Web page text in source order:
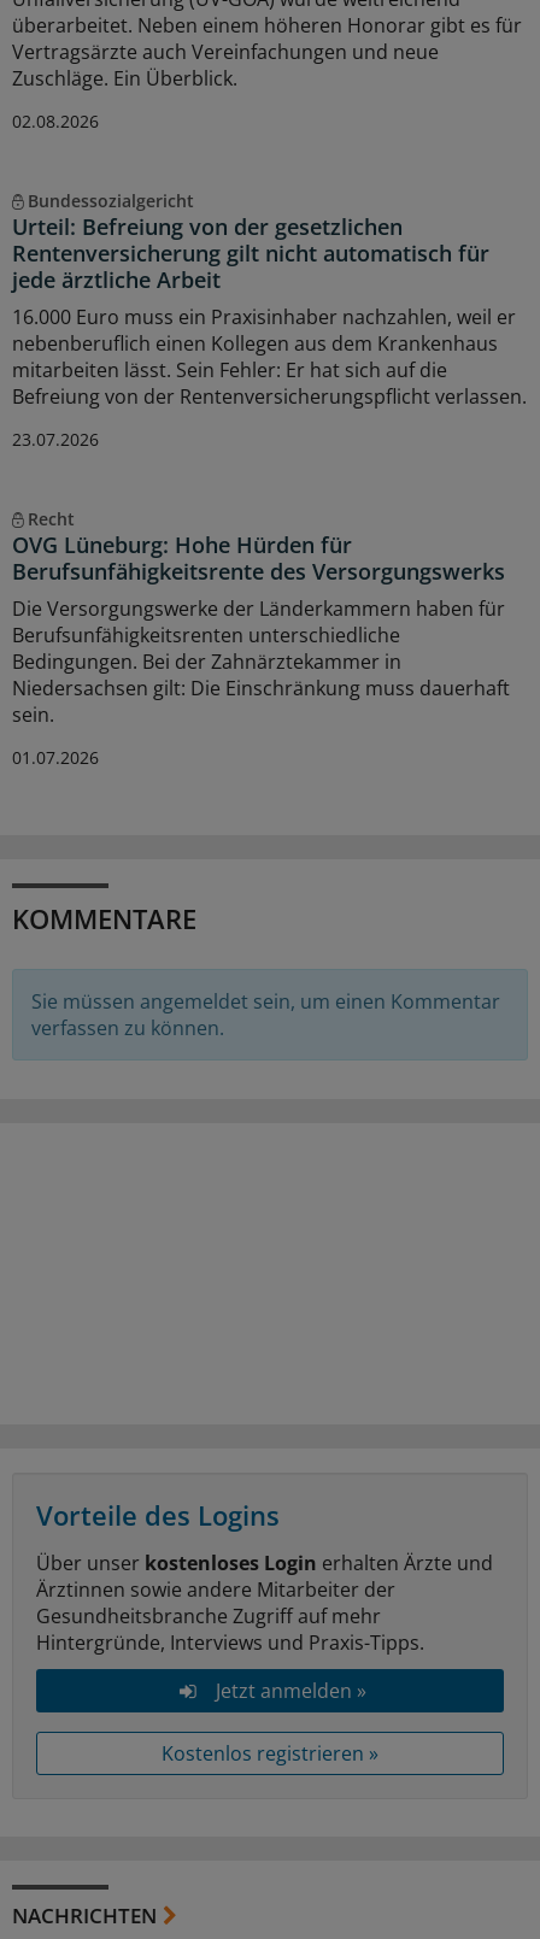
überarbeitet. Neben einem höheren Honorar gibt es für
Vertragsärzte auch Vereinfachungen und neue
Zuschläge. Ein Überblick.
02.08.2026
Bundessozialgericht
Urteil: Befreiung von der gesetzlichen
Rentenversicherung gilt nicht automatisch für
jede ärztliche Arbeit
16.000 Euro muss ein Praxisinhaber nachzahlen, weil er
nebenberuflich einen Kollegen aus dem Krankenhaus
mitarbeiten lässt. Sein Fehler: Er hat sich auf die
Befreiung von der Rentenversicherungspflicht verlassen.
23.07.2026
Recht
OVG Lüneburg: Hohe Hürden für
Berufsunfähigkeitsrente des Versorgungswerks
Die Versorgungswerke der Länderkammern haben für
Berufsunfähigkeitsrenten unterschiedliche
Bedingungen. Bei der Zahnärztekammer in
Niedersachsen gilt: Die Einschränkung muss dauerhaft
sein.
01.07.2026
KOMMENTARE
Sie müssen angemeldet sein, um einen Kommentar
verfassen zu können.
Vorteile des Logins
Über unser kostenloses Login erhalten Ärzte und
Ärztinnen sowie andere Mitarbeiter der
Gesundheitsbranche Zugriff auf mehr
Hintergründe, Interviews und Praxis-Tipps.
Jetzt anmelden »
Kostenlos registrieren »
NACHRICHTEN